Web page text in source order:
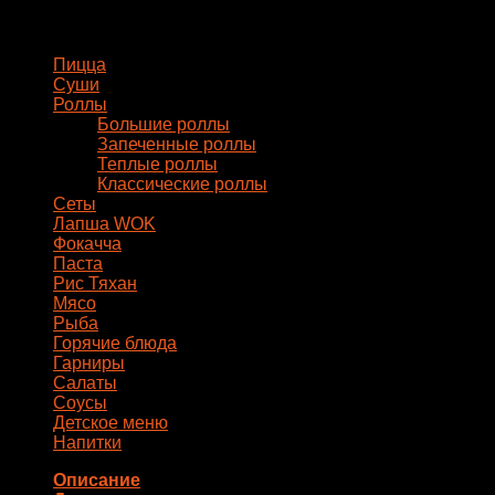
Пицца
Суши
Роллы
Большие роллы
Запеченные роллы
Теплые роллы
Классические роллы
Сеты
Лапша WOK
Фокачча
Паста
Рис Тяхан
Мясо
Рыба
Горячие блюда
Гарниры
Салаты
Соусы
Детское меню
Напитки
Описание